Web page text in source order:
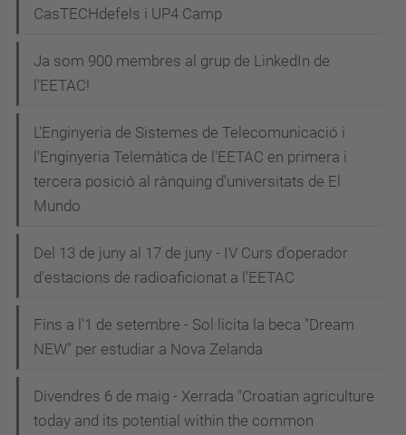
CasTECHdefels i UP4 Camp
Ja som 900 membres al grup de LinkedIn de
l'EETAC!
L'Enginyeria de Sistemes de Telecomunicació i
l'Enginyeria Telemàtica de l'EETAC en primera i
tercera posició al rànquing d'universitats de El
Mundo
Del 13 de juny al 17 de juny - IV Curs d'operador
d'estacions de radioaficionat a l'EETAC
Fins a l'1 de setembre - Sol·licita la beca "Dream
NEW" per estudiar a Nova Zelanda
Divendres 6 de maig - Xerrada "Croatian agriculture
today and its potential within the common